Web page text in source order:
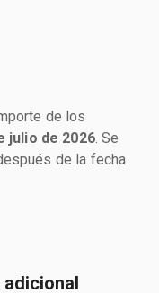
de los
julio de 2026. Se
de la fecha